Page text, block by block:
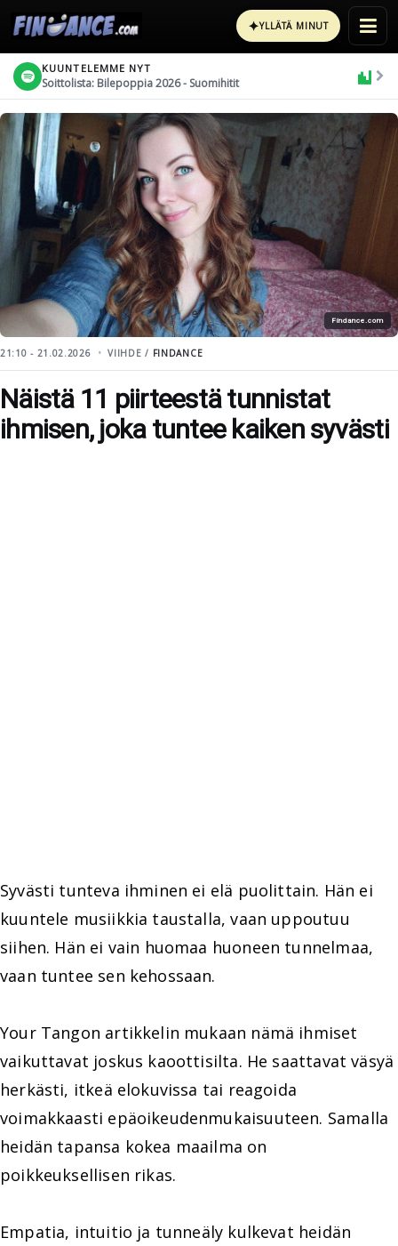
✦YLLÄTÄ MINUT
KUUNTELEMME NYT
Soittolista: Bilepoppia 2026 - Suomihitit
Findance.com
21:10 - 21.02.2026 VIIHDE / FINDANCE
Näistä 11 piirteestä tunnistat
ihmisen, joka tuntee kaiken syvästi
Syvästi tunteva ihminen ei elä puolittain. Hän ei
kuuntele musiikkia taustalla, vaan uppoutuu
siihen. Hän ei vain huomaa huoneen tunnelmaa,
vaan tuntee sen kehossaan.
Your Tangon artikkelin mukaan nämä ihmiset
vaikuttavat joskus kaoottisilta. He saattavat väsyä
herkästi, itkeä elokuvissa tai reagoida
voimakkaasti epäoikeudenmukaisuuteen. Samalla
heidän tapansa kokea maailma on
poikkeuksellisen rikas.
Empatia, intuitio ja tunneäly kulkevat heidän